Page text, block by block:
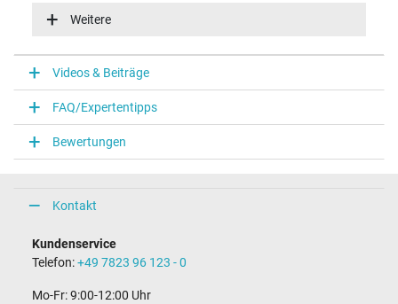
100-240V / 50-60Hz
Notebook Stecker
Steckertyp / -form
rund / 90° abgewinkelt
Steckerlänge (mm)
11,0 mm
5,5 mm / 2,5 mm
Länge Anschlusskabel (m) (ca.)
1.75 m
Weitere
Videos & Beiträge
FAQ/Expertentipps
Bewertungen
Kontakt
Kundenservice
Telefon:+49 7823 96 123 - 0
Mo-Fr: 9:00-12:00 Uhr